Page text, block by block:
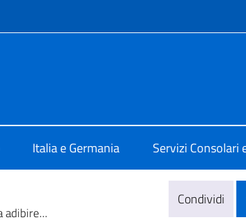
Italia e Germania Servizi Consolari
adibire...
Condividi